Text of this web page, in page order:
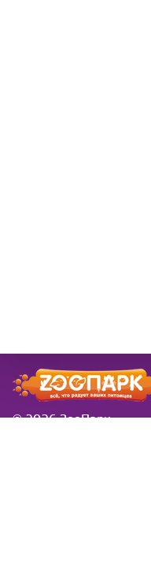
© 2026 ЗооПарк